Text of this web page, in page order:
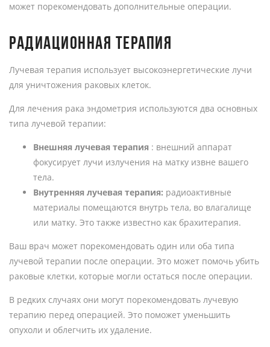
может порекомендовать дополнительные операции.
РАДИАЦИОННАЯ ТЕРАПИЯ
Лучевая терапия использует высокоэнергетические лучи
для уничтожения раковых клеток.
Для лечения рака эндометрия используются два основных
типа лучевой терапии:
Внешняя лучевая терапия : внешний аппарат
фокусирует лучи излучения на матку извне вашего
тела.
Внутренняя лучевая терапия: радиоактивные
материалы помещаются внутрь тела, во влагалище
или матку. Это также известно как брахитерапия.
Ваш врач может порекомендовать один или оба типа
лучевой терапии после операции. Это может помочь убить
раковые клетки, которые могли остаться после операции.
В редких случаях они могут порекомендовать лучевую
терапию перед операцией. Это поможет уменьшить
опухоли и облегчить их удаление.